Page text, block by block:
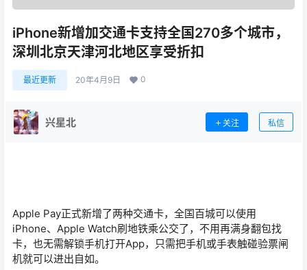
iPhone新增加交通卡支持全国270多个城市，
深圳北京天津河北地区享受折扣
最近更新 20年4月9日 0
兴星北 关注 私信
Apple Pay正式新增了两种交通卡，全国百城可以使用
iPhone、Apple Watch刷地铁乘公交了，不用再满身翻包找
卡，也无需解锁手机打开App，只需把手机或手表触碰验票闸
机就可以进出自如。